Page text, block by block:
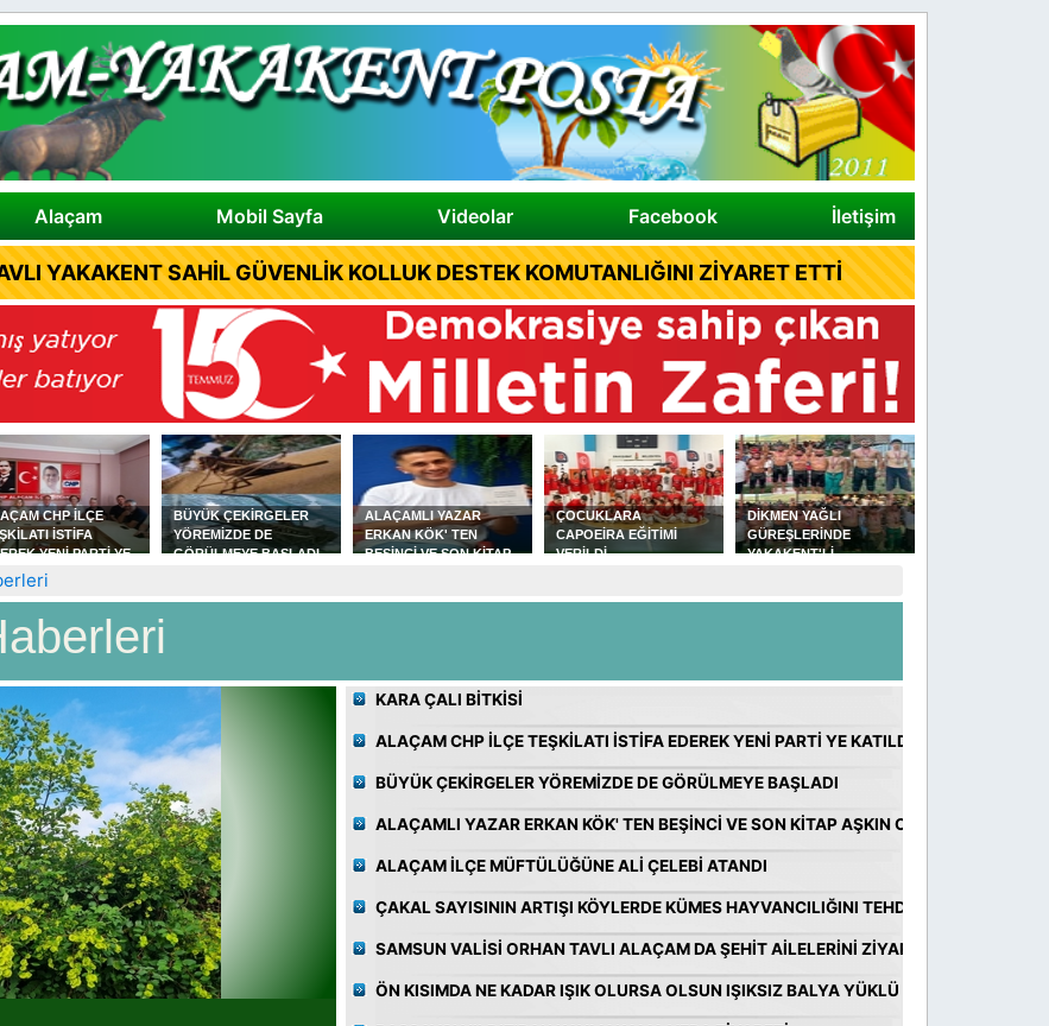
Alaçam Mobil Sayfa Videolar Facebook İletişim
YAKAKENT SAHİL GÜVENLİK KOLLUK DESTEK KOMUTANLIĞINI ZİYARET ETTİ
ÇEKİRGELER
DE
BAŞLADI
ALAÇAMLI YAZAR
ERKAN KÖK' TEN
BEŞİNCİ VE SON KİTAP
ÇOCUKLARA
CAPOEİRA EĞİTİMİ
VERİLDİ
DİKMEN YAĞLI
GÜREŞLERİNDE
YAKAKENT'Lİ
ALAÇAM İLÇE
MÜFTÜLÜĞÜNE ALİ
ÇELEBİ ATANDI
KARA ÇALI BİTKİSİ
ALAÇAM CHP İLÇE TEŞKİLATI İSTİFA EDEREK YENİ PARTİ YE KATILDILAR
BÜYÜK ÇEKİRGELER YÖREMİZDE DE GÖRÜLMEYE BAŞLADI
ALAÇAMLI YAZAR ERKAN KÖK' TEN BEŞİNCİ VE SON KİTAP AŞKIN OTOPSİ RAPORU
ALAÇAM İLÇE MÜFTÜLÜĞÜNE ALİ ÇELEBİ ATANDI
ÇAKAL SAYISININ ARTIŞI KÖYLERDE KÜMES HAYVANCILIĞINI TEHDİT EDİYOR
SAMSUN VALİSİ ORHAN TAVLI ALAÇAM DA ŞEHİT AİLELERİNİ ZİYARET ETTİ
ÖN KISIMDA NE KADAR IŞIK OLURSA OLSUN IŞIKSIZ BALYA YÜKLÜ RÖMORKA FAYDA